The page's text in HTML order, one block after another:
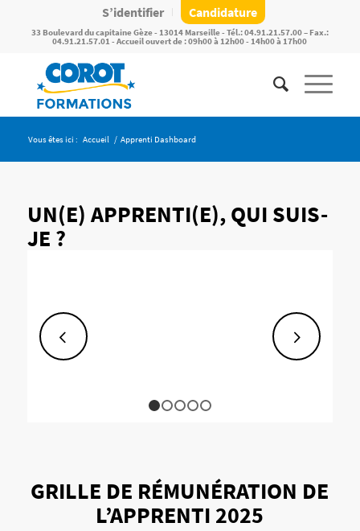
S’identifier Candidature
33 Boulevard du capitaine Gèze - 13014 Marseille - Tél.: 04.91.21.57.00 – Fax.:
04.91.21.57.01 - Accueil ouvert de : 09h00 à 12h00 - 14h00 à 17h00
Vous êtes ici : Accueil / Apprenti Dashboard
UN(E) APPRENTI(E), QUI SUIS-
JE ?
GRILLE DE RÉMUNÉRATION DE
L’APPRENTI 2025